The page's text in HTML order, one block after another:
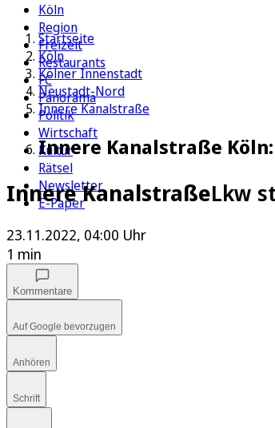
Köln
Region
Freizeit
Restaurants
FC
Panorama
Politik
Wirtschaft
Kultur
Rätsel
Newsletter
E-Paper
Startseite
Köln
Kölner Innenstadt
Neustadt-Nord
Innere Kanalstraße
Innere Kanalstraße
Innere KanalstraßeLkw
23.11.2022, 04:00 Uhr
1 min
Kommentare
Auf Google bevorzugen
Anhören
Schrift